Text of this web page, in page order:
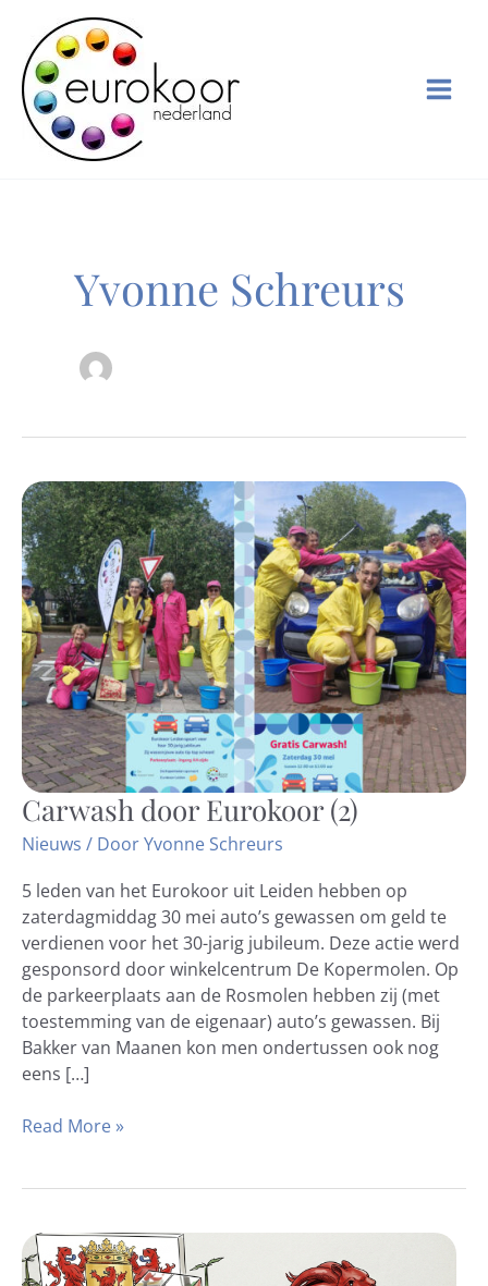
inhoud
Yvonne Schreurs
Carwash door Eurokoor (2)
Nieuws / DoorYvonne Schreurs
5 leden van het Eurokoor uit Leiden hebben op
zaterdagmiddag 30 mei auto’s gewassen om geld te
verdienen voor het 30-jarig jubileum. Deze actie werd
gesponsord door winkelcentrum De Kopermolen. Op
de parkeerplaats aan de Rosmolen hebben zij (met
toestemming van de eigenaar) auto’s gewassen. Bij
Bakker van Maanen kon men ondertussen ook nog
eens […]
Carwash
door
Eurokoor
(2)
Read More »